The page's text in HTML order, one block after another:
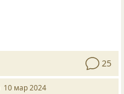
25
10 мар 2024